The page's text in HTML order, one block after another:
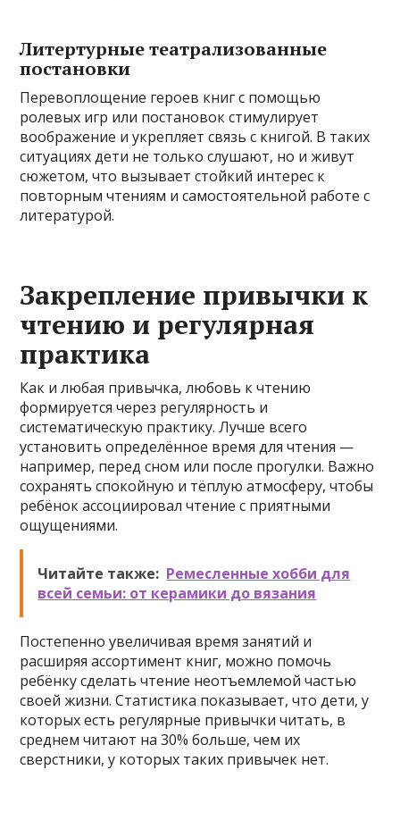
Литертурные театрализованные
постановки
Перевоплощение героев книг с помощью
ролевых игр или постановок стимулирует
воображение и укрепляет связь с книгой. В таких
ситуациях дети не только слушают, но и живут
сюжетом, что вызывает стойкий интерес к
повторным чтениям и самостоятельной работе с
литературой.
Закрепление привычки к
чтению и регулярная
практика
Как и любая привычка, любовь к чтению
формируется через регулярность и
систематическую практику. Лучше всего
установить определённое время для чтения —
например, перед сном или после прогулки. Важно
сохранять спокойную и тёплую атмосферу, чтобы
ребёнок ассоциировал чтение с приятными
ощущениями.
Читайте также: Ремесленные хобби для
всей семьи: от керамики до вязания
Постепенно увеличивая время занятий и
расширяя ассортимент книг, можно помочь
ребёнку сделать чтение неотъемлемой частью
своей жизни. Статистика показывает, что дети, у
которых есть регулярные привычки читать, в
среднем читают на 30% больше, чем их
сверстники, у которых таких привычек нет.